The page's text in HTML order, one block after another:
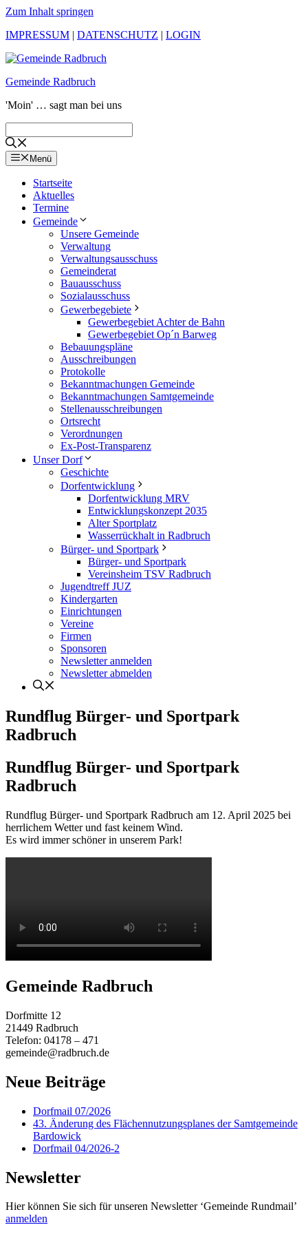
Zum Inhalt springen
IMPRESSUM | DATENSCHUTZ | LOGIN
Gemeinde Radbruch
'Moin' … sagt man bei uns
Menü
Startseite
Aktuelles
Termine
Gemeinde
Unsere Gemeinde
Verwaltung
Verwaltungsausschuss
Gemeinderat
Bauausschuss
Sozialausschuss
Gewerbegebiete
Gewerbegebiet Achter de Bahn
Gewerbegebiet Op´n Barweg
Bebauungspläne
Ausschreibungen
Protokolle
Bekanntmachungen Gemeinde
Bekanntmachungen Samtgemeinde
Stellenausschreibungen
Ortsrecht
Verordnungen
Ex-Post-Transparenz
Unser Dorf
Geschichte
Dorfentwicklung
Dorfentwicklung MRV
Entwicklungskonzept 2035
Alter Sportplatz
Wasserrückhalt in Radbruch
Bürger- und Sportpark
Bürger- und Sportpark
Vereinsheim TSV Radbruch
Jugendtreff JUZ
Kindergarten
Einrichtungen
Vereine
Firmen
Sponsoren
Newsletter anmelden
Newsletter abmelden
Rundflug Bürger- und Sportpark
Radbruch
Rundflug Bürger- und Sportpark
Radbruch
Rundflug Bürger- und Sportpark Radbruch am 12. April 2025 bei
herrlichem Wetter und fast keinem Wind.
Es wird immer schöner in unserem Park!
Gemeinde Radbruch
Dorfmitte 12
21449 Radbruch
Telefon: 04178 – 471
gemeinde@radbruch.de
Neue Beiträge
Dorfmail 07/2026
43. Änderung des Flächennutzungsplanes der Samtgemeinde
Bardowick
Dorfmail 04/2026-2
Newsletter
Hier können Sie sich für unseren Newsletter ‘Gemeinde Rundmail’
anmelden